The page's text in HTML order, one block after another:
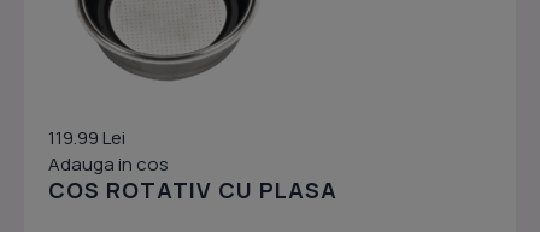
119.99 Lei
Adauga in cos
COS ROTATIV CU PLASA